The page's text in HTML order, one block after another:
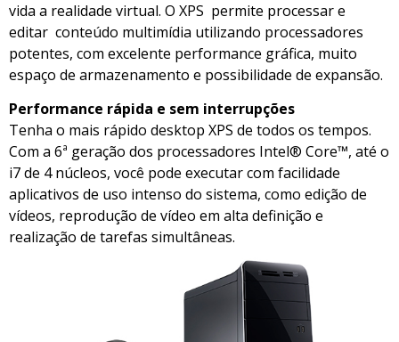
vida a realidade virtual. O XPS permite processar e
editar conteúdo multimídia utilizando processadores
potentes, com excelente performance gráfica, muito
espaço de armazenamento e possibilidade de expansão.
Performance rápida e sem interrupções
Tenha o mais rápido desktop XPS de todos os tempos.
Com a 6ª geração dos processadores Intel® Core™, até o
i7 de 4 núcleos, você pode executar com facilidade
aplicativos de uso intenso do sistema, como edição de
vídeos, reprodução de vídeo em alta definição e
realização de tarefas simultâneas.